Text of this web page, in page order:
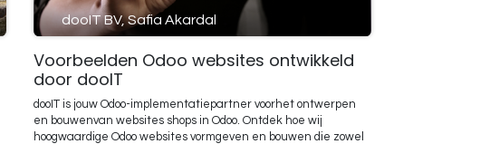
dooIT BV, Safia Akardal
Voorbeelden Odoo websites ontwikkeld
door dooIT
dooIT is jouw Odoo-implementatiepartner voorhet ontwerpen
en bouwenvan websites shops in Odoo. Ontdek hoe wij
hoogwaardige Odoo websites vormgeven en bouwen die zowel